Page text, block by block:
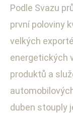
Podle Svazu
první poloviny
velkých
energetických
produktů a
duben stouply